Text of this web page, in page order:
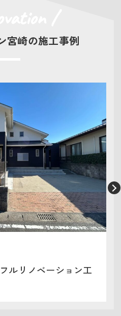
宮崎の施工事例
ルリノベーション工